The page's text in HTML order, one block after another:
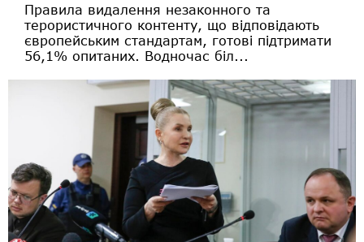
Правила видалення незаконного та
терористичного контенту, що відповідають
європейським стандартам, готові підтримати
56,1% опитаних. Водночас біл...